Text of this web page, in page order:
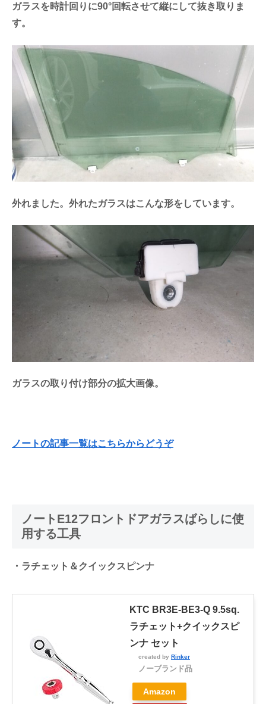
ガラスを時計回りに90°回転させて縦にして抜き取りま
す。
外れました。外れたガラスはこんな形をしています。
ガラスの取り付け部分の拡大画像。
ノートの記事一覧はこちらからどうぞ
ノートE12フロントドアガラスばらしに使
用する工具
・ラチェット＆クイックスピンナ
KTC BR3E-BE3-Q 9.5sq.
ラチェット+クイックスピ
ンナ セット
created by Rinker
ノーブランド品
Amazon